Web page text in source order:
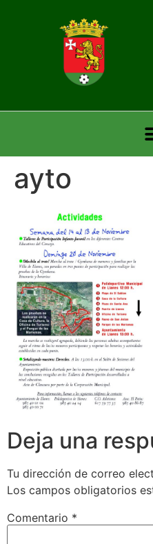
ayto
Deja una
Tu dirección de correo
Los campos obligatorios
Comentario *